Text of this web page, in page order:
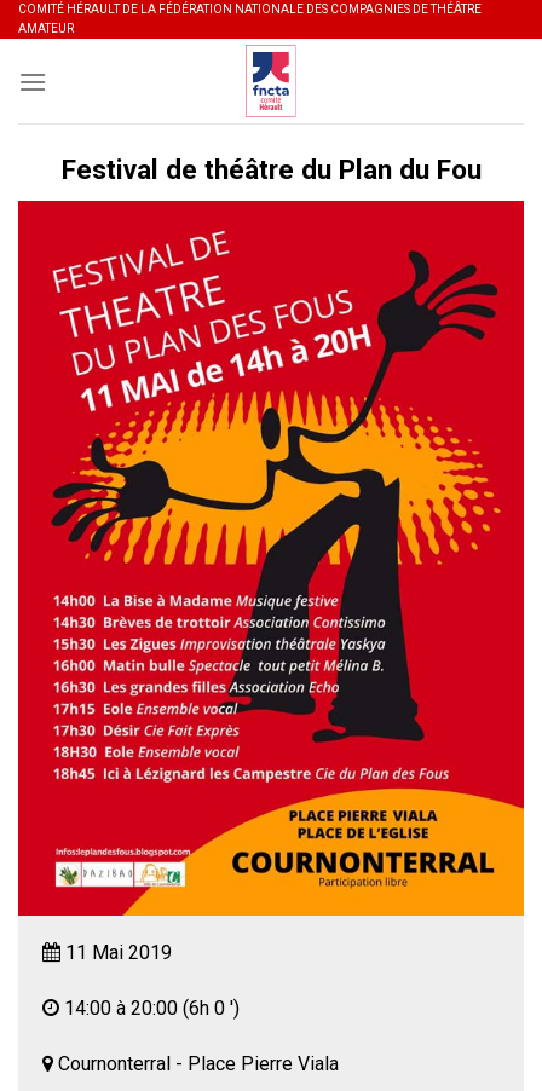
Skip
to
content
COMITÉ HÉRAULT DE LA FÉDÉRATION NATIONALE DES COMPAGNIES DE THÉÂTRE
AMATEUR
Festival de théâtre du Plan du Fou
11 Mai 2019
14:00 à 20:00 (6h 0 ')
Cournonterral - Place Pierre Viala